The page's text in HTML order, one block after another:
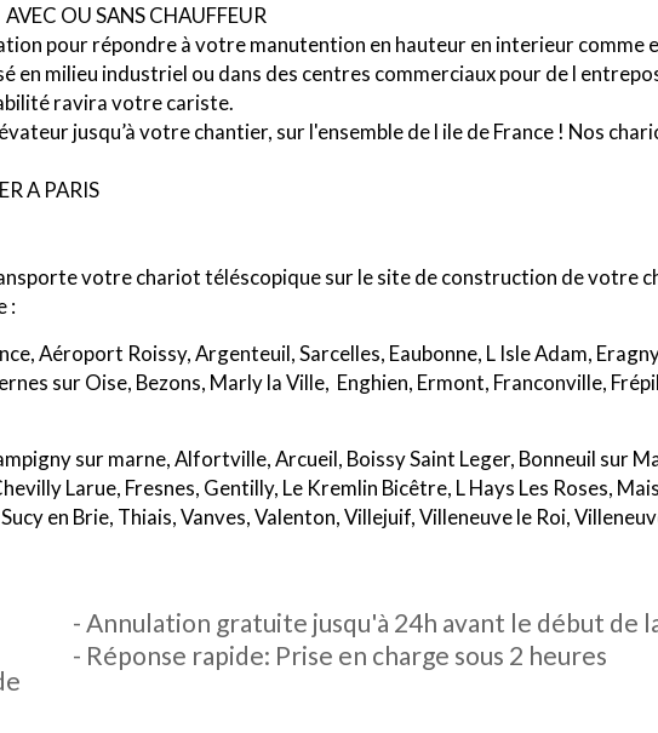
OU SANS CHAUFFEUR
pour répondre à votre manutention en hauteur en interieur comme
en milieu industriel ou dans des centres commerciaux pour de l
ravira votre cariste.
jusqu’à votre chantier, sur l'ensemble de l ile de France ! Nos
A PARIS
votre chariot téléscopique sur le site de construction de votre
:
Aéroport Roissy, Argenteuil, Sarcelles, Eaubonne, L Isle Adam,
sur Oise, Bezons, Marly la Ville, Enghien, Ermont, Franconville,
sur marne, Alfortville, Arcueil, Boissy Saint Leger, Bonneuil sur
Larue, Fresnes, Gentilly, Le Kremlin Bicêtre, L Hays Les Roses,
en Brie, Thiais, Vanves, Valenton, Villejuif, Villeneuve le Roi,
Bois, Sevran, Stains, Tremblay en France, Villepinte, Villetaneuse)
Issy Les Moulineaux, Clamart, Nanterre, Rueil Malmaison, Antony,
Courbevoie, Fontenay aux Roses, Garches, Gennevilliers, Issy les
Malakoff, Meudon, Montrouge, Nanterre, Puteaux, Saint Cloud,
- Annulation gratuite jusqu'à 24h avant le début de
- Réponse rapide: Prise en charge sous 2 heures